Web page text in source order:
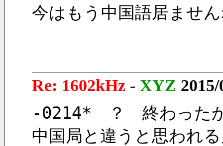
今はもう中国語居ませ
Re: 1602kHz - XYZ
-0214*　？　終わった
中国局と違うと思われ